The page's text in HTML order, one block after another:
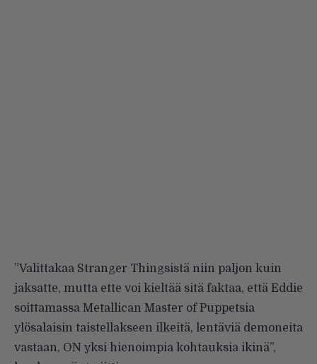
”Valittakaa Stranger Thingsistä niin paljon kuin
jaksatte, mutta ette voi kieltää sitä faktaa, että Eddie
soittamassa Metallican Master of Puppetsia
ylösalaisin taistellakseen ilkeitä, lentäviä demoneita
vastaan, ON yksi hienoimpia kohtauksia ikinä”,